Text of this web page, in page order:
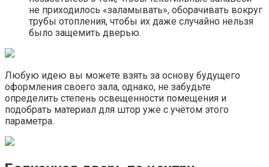
не приходилось «заламывать», оборачивать вокруг
трубы отопления, чтобы их даже случайно нельзя
было защемить дверью.
Любую идею вы можете взять за основу будущего
оформления своего зала, однако, не забудьте
определить степень освещенности помещения и
подобрать материал для штор уже с учётом этого
параметра.